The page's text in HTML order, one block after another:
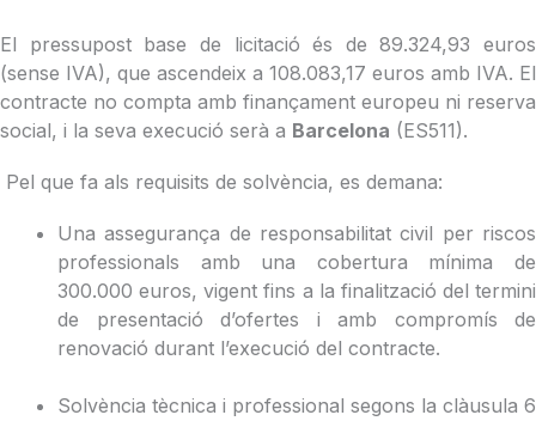
El pressupost base de licitació és de 89.324,93 euros
(sense IVA), que ascendeix a 108.083,17 euros amb IVA. El
contracte no compta amb finançament europeu ni reserva
social, i la seva execució serà a Barcelona (ES511).
Pel que fa als requisits de solvència, es demana:
Una assegurança de responsabilitat civil per riscos
professionals amb una cobertura mínima de
300.000 euros, vigent fins a la finalització del termini
de presentació d’ofertes i amb compromís de
renovació durant l’execució del contracte.
Solvència tècnica i professional segons la clàusula 6